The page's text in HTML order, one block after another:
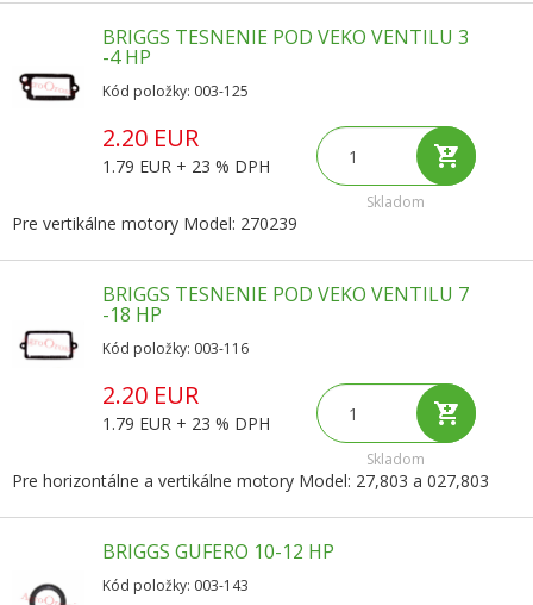
BRIGGS TESNENIE POD VEKO VENTILU 3
-4 HP
Kód položky: 003-125
2.20 EUR
1.79 EUR + 23 % DPH
Skladom
Pre vertikálne motory Model: 270239
BRIGGS TESNENIE POD VEKO VENTILU 7
-18 HP
Kód položky: 003-116
2.20 EUR
1.79 EUR + 23 % DPH
Skladom
Pre horizontálne a vertikálne motory Model: 27,803 a 027,803
BRIGGS GUFERO 10-12 HP
Kód položky: 003-143